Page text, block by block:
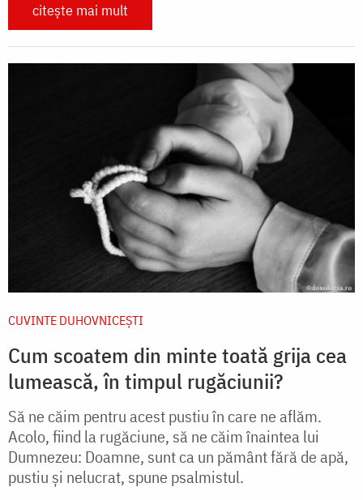
citește mai mult
CUVINTE DUHOVNICEȘTI
Cum scoatem din minte toată grija cea
lumească, în timpul rugăciunii?
Să ne căim pentru acest pustiu în care ne aflăm.
Acolo, fiind la rugăciune, să ne căim înaintea lui
Dumnezeu: Doamne, sunt ca un pământ fără de apă,
pustiu și nelucrat, spune psalmistul.